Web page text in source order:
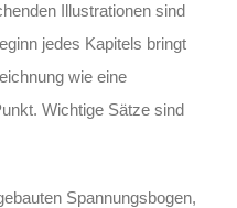
Illustrationen sind
jedes Kapitels bringt
wie eine
Wichtige Sätze sind
Spannungsbogen,